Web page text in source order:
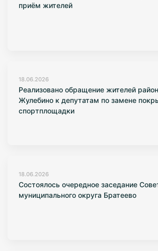
приём жителей
18.06.2026
Реализовано обращение жителей
Жулебино к депутатам по замене
спортплощадки
18.06.2026
Состоялось очередное заседание
муниципального округа Братеево